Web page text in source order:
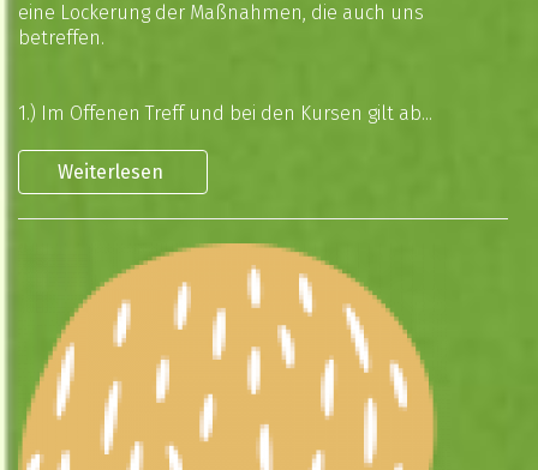
eine Lockerung der Maßnahmen, die auch uns
betreffen.
1.) Im Offenen Treff und bei den Kursen gilt ab...
Weiterlesen